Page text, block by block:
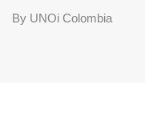
By UNOi Colombia